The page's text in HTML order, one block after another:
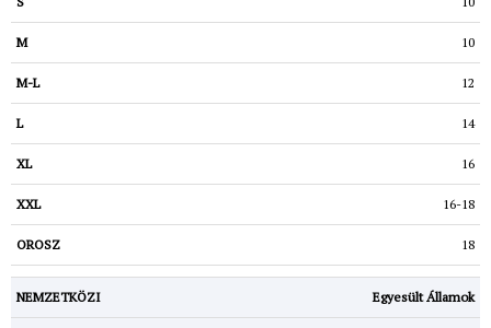
10
12
14
16
16-18
18
Egyesült Államok